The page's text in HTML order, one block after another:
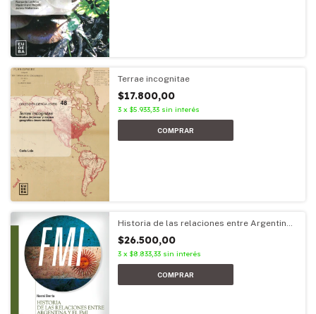
Terrae incognitae
$17.800,00
3 x $5.933,33 sin interés
Historia de las relaciones entre Argentina
$26.500,00
3 x $8.833,33 sin interés